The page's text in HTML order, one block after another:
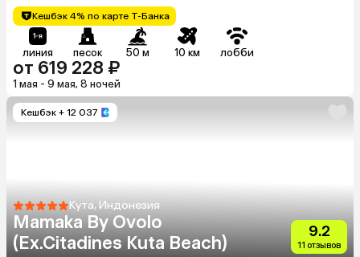
Кешбэк 4% по карте Т-Банка
линия песок 50 м 10 км лобби
от 619 228 ₽
1 мая - 9 мая, 8 ночей
Кешбэк + 12 037
Кута, Индонезия
Mamaka By Ovolo
(Ex.Citadines Kuta Beach)
9.2
11 отзывов